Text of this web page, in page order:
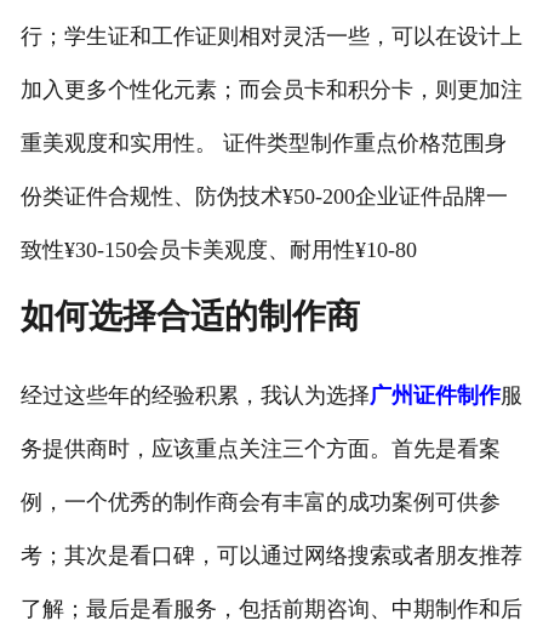
行；学生证和工作证则相对灵活一些，可以在设计上
加入更多个性化元素；而会员卡和积分卡，则更加注
重美观度和实用性。 证件类型制作重点价格范围身
份类证件合规性、防伪技术¥50-200企业证件品牌一
致性¥30-150会员卡美观度、耐用性¥10-80
如何选择合适的制作商
经过这些年的经验积累，我认为选择广州证件制作服
务提供商时，应该重点关注三个方面。首先是看案
例，一个优秀的制作商会有丰富的成功案例可供参
考；其次是看口碑，可以通过网络搜索或者朋友推荐
了解；最后是看服务，包括前期咨询、中期制作和后